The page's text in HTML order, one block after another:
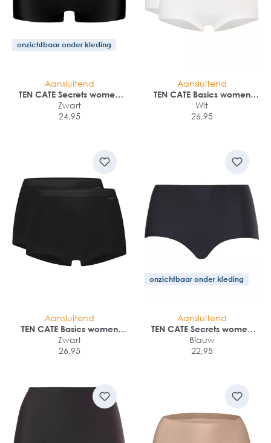
onzichtbaar onder kleding
Aansluitend
TEN CATE Secrets women
shorts (1-pack)
Zwart
24,95
Aansluitend
TEN CATE Basics women
shorts (2-pack)
Wit
26,95
Aansluitend
TEN CATE Basics women
shorts (2-pack)
Zwart
26,95
onzichtbaar onder kleding
Aansluitend
TEN CATE Secrets women
high waist brief (1-pack)
Blauw
22,95